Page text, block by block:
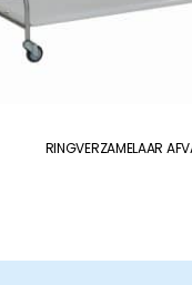
RINGVERZAMELAAR
Neem contact met ons